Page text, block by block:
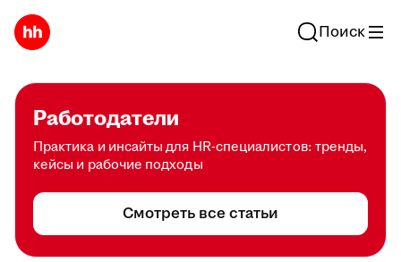
Поиск
Работодатели
Практика и инсайты для HR-специалистов: тренды,
кейсы и рабочие подходы
Смотреть все статьи